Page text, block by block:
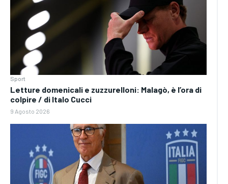
Sport
Letture domenicali e zuzzurelloni: Malagò, è l’ora di
colpire / di Italo Cucci
9 Agosto 2026